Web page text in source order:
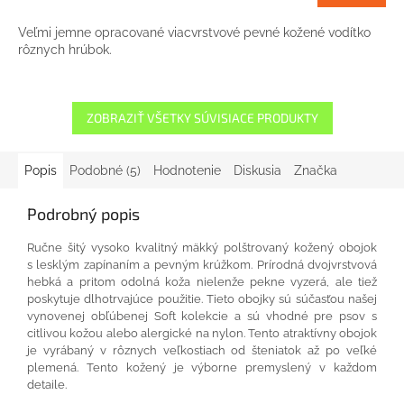
Veľmi jemne opracované viacvrstvové pevné kožené vodítko
rôznych hrúbok.
ZOBRAZIŤ VŠETKY SÚVISIACE PRODUKTY
Popis Podobné (5) Hodnotenie Diskusia Značka
Podrobný popis
Ručne šitý vysoko kvalitný mäkký polštrovaný kožený obojok
s lesklým zapínaním a pevným krúžkom. Prírodná dvojvrstvová
hebká a pritom odolná koža nielenže pekne vyzerá, ale tiež
poskytuje dlhotrvajúce použitie. Tieto obojky sú súčasťou našej
vynovenej obľúbenej Soft kolekcie a sú vhodné pre psov s
citlivou kožou alebo alergické na nylon. Tento atraktívny obojok
je vyrábaný v rôznych veľkostiach od šteniatok až po veľké
plemená. Tento kožený je výborne premyslený v každom
detaile.